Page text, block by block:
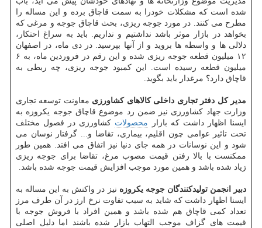
شده است که مشکلات خودرا به سمت قاچاق برده و این مساله را
مطرح می کنند. در مورد جوجه ریزی، بحث قاچاق جوجه و مرغی که
بخواهد در بازار موثر باشد نداشتیم و نداریم. باید به سراغ احتکار،
دلالی ها و واسطه ها بروید و از آنها بپرسید. در دی ماه، در اصفهان
۱۲ میلیون قطعه جوجه ریزی شده و این رقم در فروردین ماه، به ۶
میلیون قطعه رسیده است. این کمبود جوجه ریزی، چه ربطی به
قاچاق دارد؟ مرغدار باید بگوید.
مدیر کل دفتر تجاری داخلی کالاهای کشاورزی معاونت توسعه تجاری
وزارت جهاد کشاورزی نیز ضمن رد موضوع قاچاق جوجه یکروزه به
ایسنا اظهار داشت که بازار محصولات کشاورزی در فصول مختلف
تحت تاثیر عوامی چون اقلیم، بیماری، تقاضا و... گرفتار نوسان می
شود و این نوسانات در همه جای دنیا نیز اتفاق می افتد. همین طور
ممکنست با بالا رفتن قیمت مصوب مرغ، تقاضا برای جوجه ریزی
زیاد شده باشد و همین مورد موجب افزایش قیمت جوجه شده باشد.
دبیر انجمن تولیدکنندگان جوجه یکروزه نیز در واکنش به این مساله به
ایسنا اظهار داشت که شاید به سبب تفاوت نرخ ارز در آن طرف مرز
تعداد کمی قاچاق هم شده باشد و همین افراد با فروش جوجه با
قیمت های گزاف موجب التهاب بازار شده باشند اما دلیل اصلی